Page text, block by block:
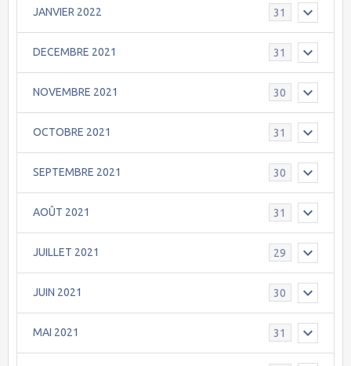
JANVIER 2022 31
DECEMBRE 2021 31
NOVEMBRE 2021 30
OCTOBRE 2021 31
SEPTEMBRE 2021 30
AOÛT 2021 31
JUILLET 2021 29
JUIN 2021 30
MAI 2021 31